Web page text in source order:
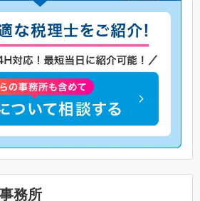
務所